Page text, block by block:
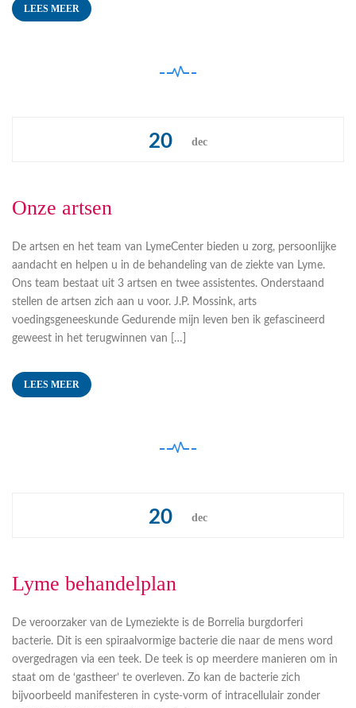
LEES MEER
20 dec
Onze artsen
De artsen en het team van LymeCenter bieden u zorg, persoonlijke
aandacht en helpen u in de behandeling van de ziekte van Lyme.
Ons team bestaat uit 3 artsen en twee assistentes. Onderstaand
stellen de artsen zich aan u voor. J.P. Mossink, arts
voedingsgeneeskunde Gedurende mijn leven ben ik gefascineerd
geweest in het terugwinnen van […]
LEES MEER
20 dec
Lyme behandelplan
De veroorzaker van de Lymeziekte is de Borrelia burgdorferi
bacterie. Dit is een spiraalvormige bacterie die naar de mens word
overgedragen via een teek. De teek is op meerdere manieren om in
staat om de ‘gastheer’ te overleven. Zo kan de bacterie zich
bijvoorbeeld manifesteren in cyste-vorm of intracellulair zonder